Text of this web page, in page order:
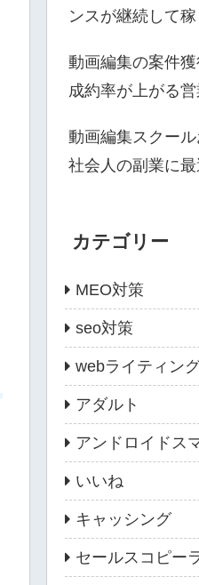
ンスが継続して
動画編集の案件
成約率が上がる
動画編集スクール
社会人の副業に最
カテゴリー
MEO対策
seo対策
webライティン
アダルト
アンドロイドス
いいね
キャッシング
セールスコピー